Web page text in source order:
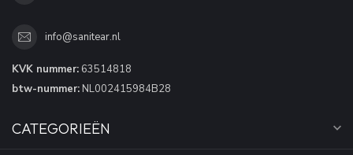
info@sanitear.nl
KVK nummer: 63514818
btw-nummer: NL002415984B28
CATEGORIEËN